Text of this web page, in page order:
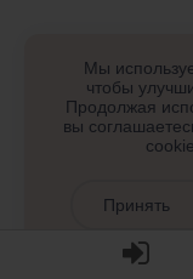
Мы
чтобы
Продолжая
вы
Принять